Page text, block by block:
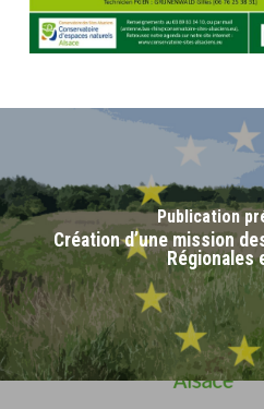
Publication
Création d’une mission
Régionales